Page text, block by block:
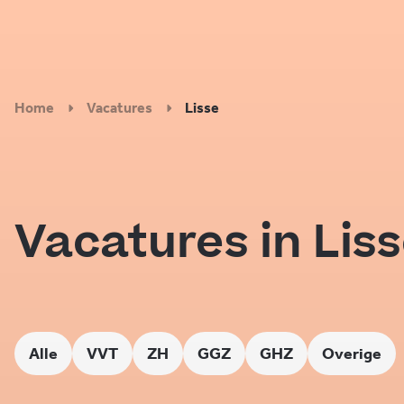
Home Vacatures Lisse
Vacatures in
Alle VVT ZH GGZ GHZ Overige